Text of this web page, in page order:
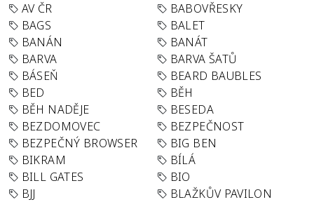
AV ČR
BABOVŘESKY
BAGS
BALET
BANÁN
BANÁT
BARVA
BARVA ŠATŮ
BÁSEŇ
BEARD BAUBLES
BED
BĚH
BĚH NADĚJE
BESEDA
BEZDOMOVEC
BEZPEČNOST
BEZPEČNÝ BROWSER
BIG BEN
BIKRAM
BÍLÁ
BILL GATES
BIO
BJJ
BLAŽKŮV PAVILON